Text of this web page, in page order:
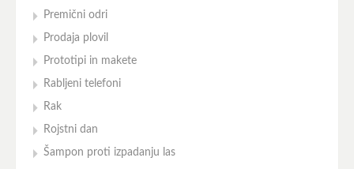
Premični odri
Prodaja plovil
Prototipi in makete
Rabljeni telefoni
Rak
Rojstni dan
Šampon proti izpadanju las